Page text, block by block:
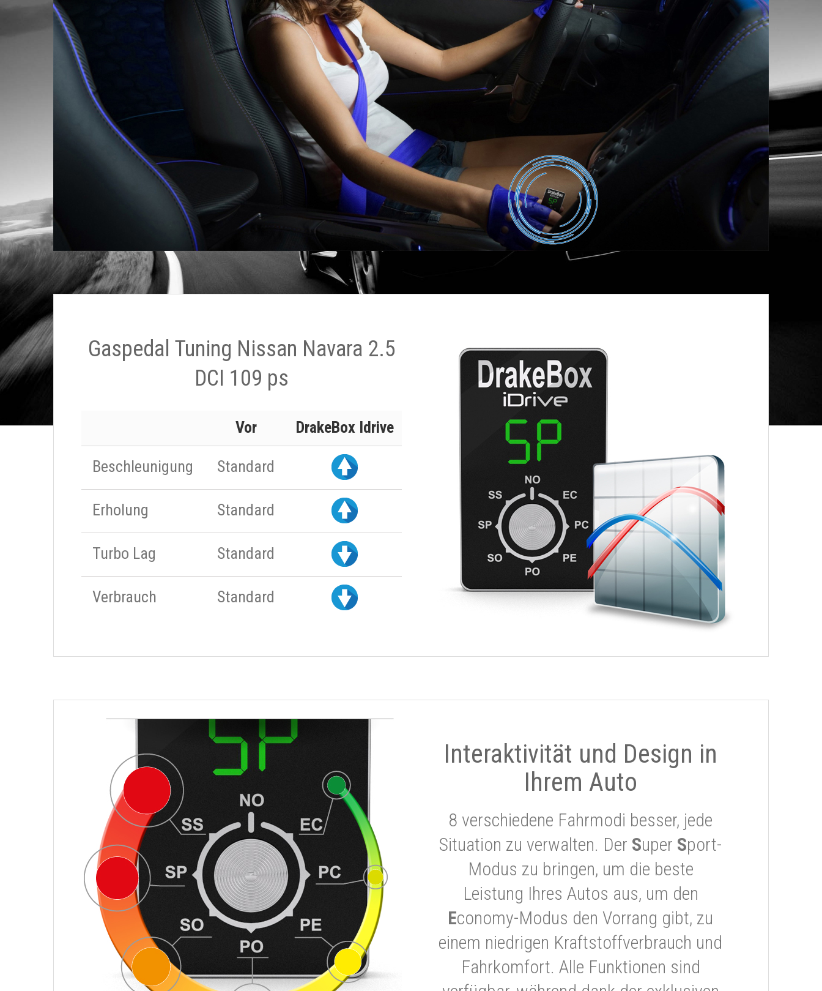
Gaspedal Tuning Nissan Navara 2.5
DCI 109 ps
Vor DrakeBox Idrive
Beschleunigung Standard
Erholung Standard
Turbo Lag Standard
Verbrauch Standard
Interaktivität und Design in
Ihrem Auto
8 verschiedene Fahrmodi besser, jede
Situation zu verwalten. Der Super Sport-
Modus zu bringen, um die beste
Leistung Ihres Autos aus, um den
Economy-Modus den Vorrang gibt, zu
einem niedrigen Kraftstoffverbrauch und
Fahrkomfort. Alle Funktionen sind